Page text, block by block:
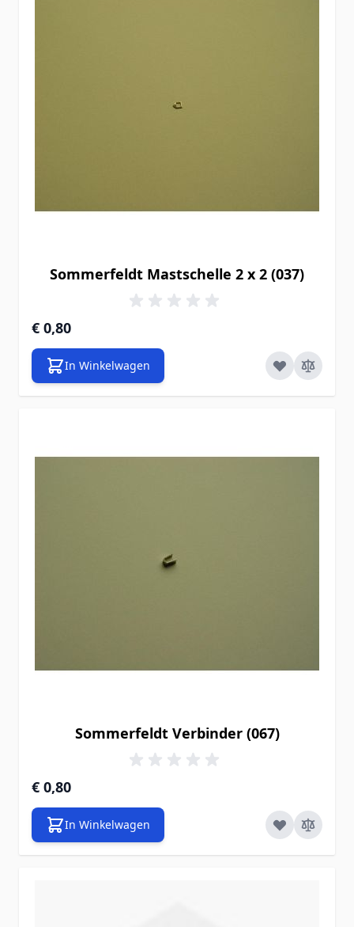
Sommerfeldt Mastschelle 2 x 2 (037)
€ 0,80
In Winkelwagen
Sommerfeldt Verbinder (067)
€ 0,80
In Winkelwagen